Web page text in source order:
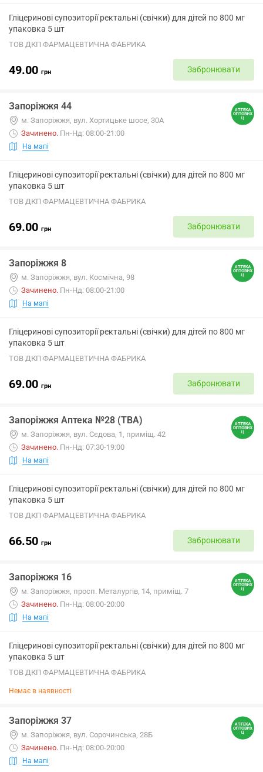
Гліцеринові супозиторії ректальні (свічки) для дітей по 800 мг
упаковка 5 шт
ТОВ ДКП ФАРМАЦЕВТИЧНА ФАБРИКА
49.00 грн Забронювати
Запоріжжя 44
м. Запоріжжя, вул. Хортицьке шосе, 30А
Зачинено. Пн-Нд: 08:00-21:00
На мапі
Гліцеринові супозиторії ректальні (свічки) для дітей по 800 мг
упаковка 5 шт
ТОВ ДКП ФАРМАЦЕВТИЧНА ФАБРИКА
69.00 грн Забронювати
Запоріжжя 8
м. Запоріжжя, вул. Космічна, 98
Зачинено. Пн-Нд: 08:00-21:00
На мапі
Гліцеринові супозиторії ректальні (свічки) для дітей по 800 мг
упаковка 5 шт
ТОВ ДКП ФАРМАЦЕВТИЧНА ФАБРИКА
69.00 грн Забронювати
Запоріжжя Аптека №28 (ТВА)
м. Запоріжжя, вул. Сєдова, 1, приміщ. 42
Зачинено. Пн-Нд: 07:30-19:00
На мапі
Гліцеринові супозиторії ректальні (свічки) для дітей по 800 мг
упаковка 5 шт
ТОВ ДКП ФАРМАЦЕВТИЧНА ФАБРИКА
66.50 грн Забронювати
Запоріжжя 16
м. Запоріжжя, просп. Металургів, 14, приміщ. 7
Зачинено. Пн-Нд: 08:00-20:00
На мапі
Гліцеринові супозиторії ректальні (свічки) для дітей по 800 мг
упаковка 5 шт
ТОВ ДКП ФАРМАЦЕВТИЧНА ФАБРИКА
Немає в наявності
Запоріжжя 37
м. Запоріжжя, вул. Сорочинська, 28Б
Зачинено. Пн-Нд: 08:00-20:00
На мапі